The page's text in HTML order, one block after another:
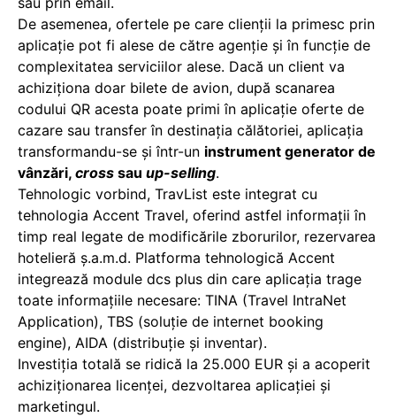
De asemenea, ofertele pe care clienții la primesc prin
aplicație pot fi alese de către agenție și în funcție de
complexitatea serviciilor alese. Dacă un client va
achiziționa doar bilete de avion, după scanarea
codului QR acesta poate primi în aplicație oferte de
cazare sau transfer în destinația călătoriei, aplicația
transformandu-se și într-un instrument generator de
vânzări, cross sau up-selling.
Tehnologic vorbind, TravList este integrat cu
tehnologia Accent Travel, oferind astfel informații în
timp real legate de modificările zborurilor, rezervarea
hotelieră ș.a.m.d. Platforma tehnologică Accent
integrează module dcs plus din care aplicația trage
toate informațiile necesare: TINA (Travel IntraNet
Application), TBS (soluție de internet booking
engine), AIDA (distribuție și inventar).
Investiția totală se ridică la 25.000 EUR și a acoperit
achiziționarea licenței, dezvoltarea aplicației și
marketingul.